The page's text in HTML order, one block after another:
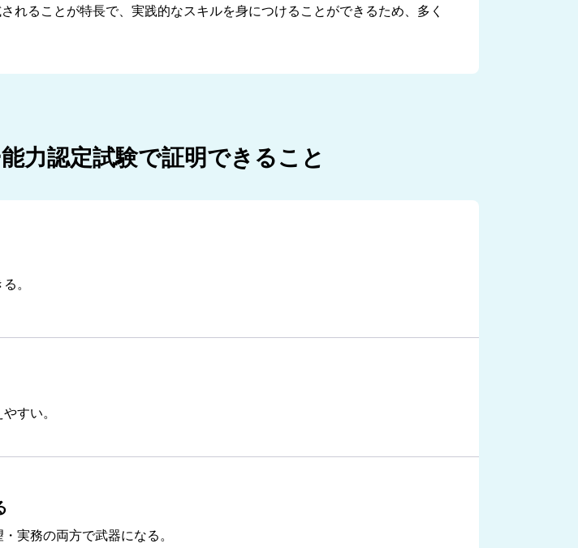
ることが特長で、実践的なスキルを身につけることができるため、多く
力認定試験で証明できること
。
すい。
実務の両方で武器になる。